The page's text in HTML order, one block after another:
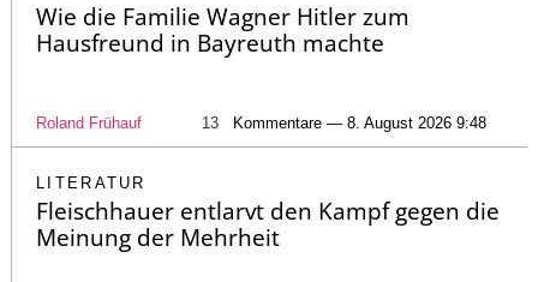
Wie die Familie Wagner Hitler zum
Hausfreund in Bayreuth machte
Roland Frühauf 13 Kommentare — 8. August 2026 9:48
LITERATUR
Fleischhauer entlarvt den Kampf gegen die
Meinung der Mehrheit